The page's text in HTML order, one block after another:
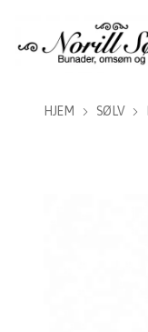
HJEM SØLV